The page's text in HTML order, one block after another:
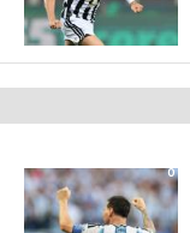
0